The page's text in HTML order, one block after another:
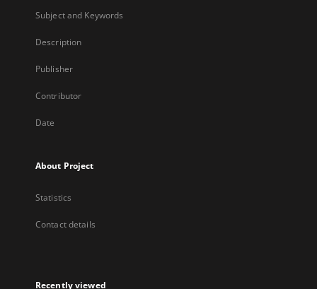
Subject and Keywords
Description
Publisher
Contributor
Date
About Project
Statistics
Contact details
Recently viewed